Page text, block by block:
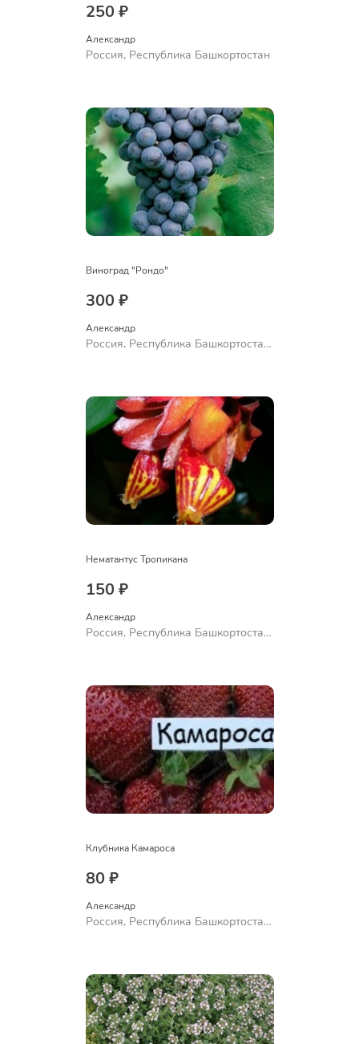
250 ₽
Александр
Россия, Республика Башкортостан
Виноград "Рондо"
300 ₽
Александр
Россия, Республика Башкортостан,
Нематантус Тропикана
150 ₽
Александр
Россия, Республика Башкортостан,
Клубника Камароса
80 ₽
Александр
Россия, Республика Башкортостан,